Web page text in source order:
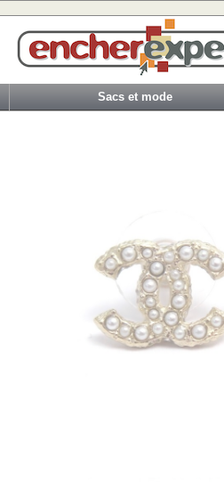
Sacs et mode